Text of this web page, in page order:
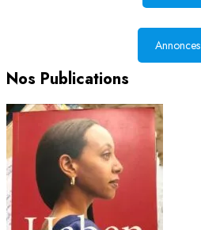
Annonces
Nos Publications